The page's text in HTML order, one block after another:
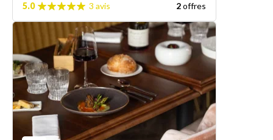
5.0 3 avis 2offres